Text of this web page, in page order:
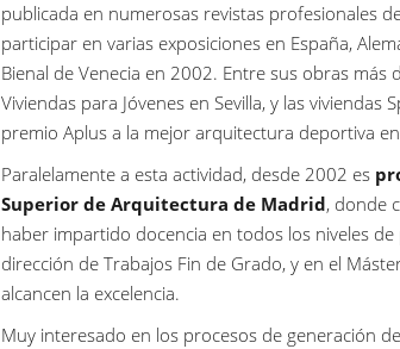
publicada en numerosas revistas profesionales
participar en varias exposiciones en España,
Bienal de Venecia en 2002. Entre sus obras
Viviendas para Jóvenes en Sevilla, y las
premio Aplus a la mejor arquitectura deportiva
Paralelamente a esta actividad, desde 2002 es
Superior de Arquitectura de Madrid, donde
haber impartido docencia en todos los niveles
dirección de Trabajos Fin de Grado, y en el
alcancen la excelencia.
Muy interesado en los procesos de generación